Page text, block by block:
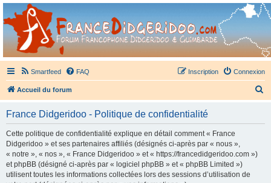
France Didgeridoo
Didgeridoo et Guimbarde sur France Didgeridoo - retrouvez la communauté.
Smartfeed FAQ Connexion
Inscription
Accueil du forum
France Didgeridoo - Politique de confidentialité
Cette politique de confidentialité explique en détail comment « France
Didgeridoo » et ses partenaires affiliés (désignés ci-après par « nous »,
« notre », « nos », « France Didgeridoo » et « https://francedidgeridoo.com »)
et phpBB (désigné ci-après par « logiciel phpBB » et « phpBB Limited »)
utilisent toutes les informations collectées lors des sessions d’utilisation de